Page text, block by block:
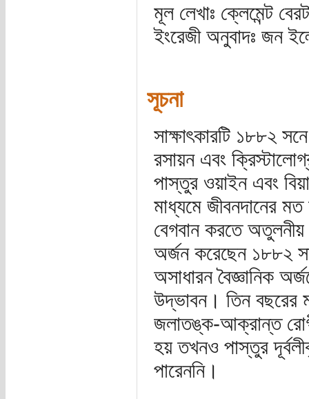
মূল লেখাঃ ক্লেমেন্ট
ইংরেজী অনুবাদঃ জন
সূচনা
সাক্ষাৎকারটি ১৮৮২
রসায়ন এবং
পাস্তুর ওয়াইন এবং
মাধ্যমে জীবনদানের
বেগবান করতে
অর্জন করেছেন ১৮৮২
অসাধারন বৈজ্ঞানিক
উদ্ভাবন। তিন বছরের
জলাতঙ্ক-আক্রান্ত
হয় তখনও পাস্তুর
পারেননি।